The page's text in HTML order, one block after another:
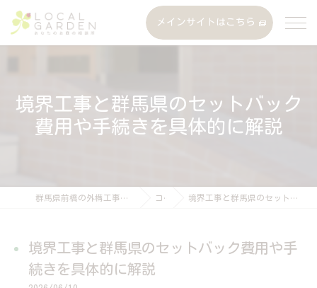
メインサイトはこちら
境界工事と群馬県のセットバック
費用や手続きを具体的に解説
群馬県前橋の外構工事なら株式会社ローカルガーデン コラム 境界工事と群馬県のセットバック費用や手続きを具体的に解説
境界工事と群馬県のセットバック費用や手
続きを具体的に解説